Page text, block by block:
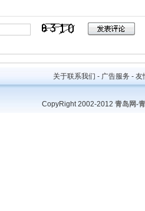
关于联系我们 - 广告服务 -
CopyRight 2002-2012 青岛网-